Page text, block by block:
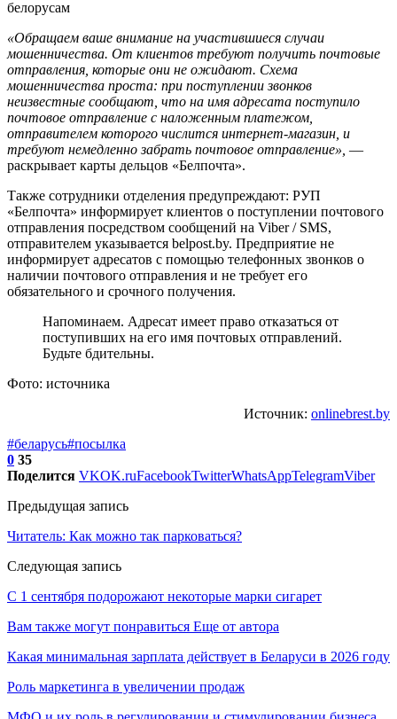
«Обращаем ваше внимание на участившиеся случаи
мошенничества. От клиентов требуют получить почтовые
отправления, которые они не ожидают. Схема
мошенничества проста: при поступлении звонков
неизвестные сообщают, что на имя адресата поступило
почтовое отправление с наложенным платежом,
отправителем которого числится интернет-магазин, и
требуют немедленно забрать почтовое отправление», —
раскрывает карты дельцов «Белпочта».
Также сотрудники отделения предупреждают: РУП
«Белпочта» информирует клиентов о поступлении почтового
отправления посредством сообщений на Viber / SMS,
отправителем указывается belpost.by. Предприятие не
информирует адресатов с помощью телефонных звонков о
наличии почтового отправления и не требует его
обязательного и срочного получения.
Напоминаем. Адресат имеет право отказаться от
поступивших на его имя почтовых отправлений.
Будьте бдительны.
Фото: источника
Источник: onlinebrest.by
#беларусь#посылка
0 35
Поделится VKOK.ruFacebookTwitterWhatsAppTelegramViber
Предыдущая запись
Читатель: Как можно так парковаться?
Следующая запись
С 1 сентября подорожают некоторые марки сигарет
Вам также могут понравиться Еще от автора
Какая минимальная зарплата действует в Беларуси в 2026 году
Роль маркетинга в увеличении продаж